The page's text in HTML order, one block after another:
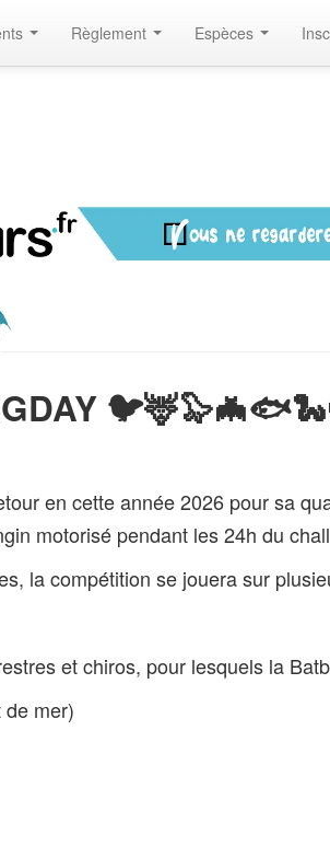
Règlement Espèces
en cette année 2026 pour sa
motorisé pendant les 24h du
la compétition se jouera sur
et chiros, pour lesquels la
de mer)